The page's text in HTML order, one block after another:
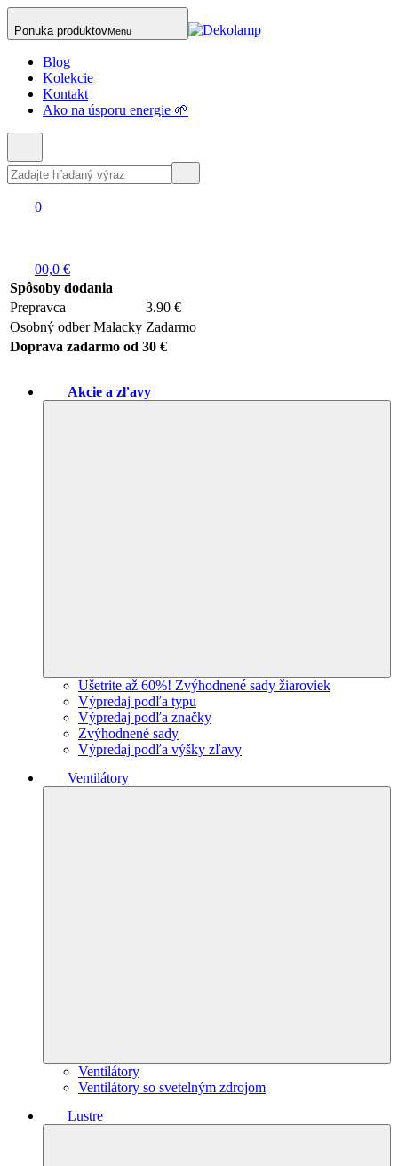
Ponuka produktovMenu
Blog
Kolekcie
Kontakt
Ako na úsporu energie 🌱
0
00,0 €
Spôsoby dodania
Prepravca
3.90 €
Osobný odber Malacky Zadarmo
Doprava zadarmo od 30 €
Akcie a zľavy
Ušetrite až 60%! Zvýhodnené sady žiaroviek
Výpredaj podľa typu
Výpredaj podľa značky
Zvýhodnené sady
Výpredaj podľa výšky zľavy
Ventilátory
Ventilátory
Ventilátory so svetelným zdrojom
Lustre